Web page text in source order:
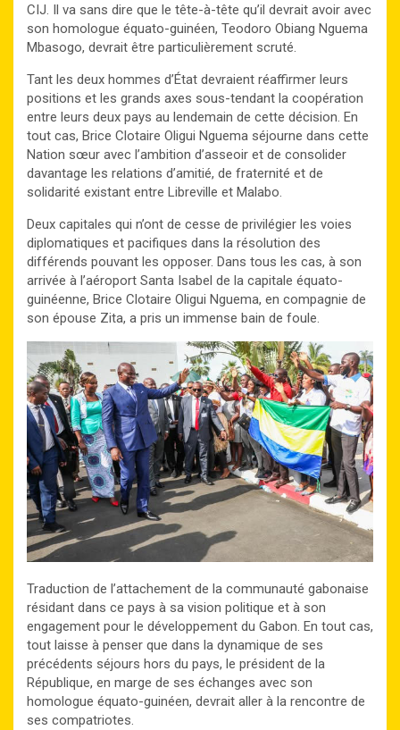
CIJ. Il va sans dire que le tête-à-tête qu’il devrait avoir avec
son homologue équato-guinéen, Teodoro Obiang Nguema
Mbasogo, devrait être particulièrement scruté.
Tant les deux hommes d’État devraient réaffirmer leurs
positions et les grands axes sous-tendant la coopération
entre leurs deux pays au lendemain de cette décision. En
tout cas, Brice Clotaire Oligui Nguema séjourne dans cette
Nation sœur avec l’ambition d’asseoir et de consolider
davantage les relations d’amitié, de fraternité et de
solidarité existant entre Libreville et Malabo.
Deux capitales qui n’ont de cesse de privilégier les voies
diplomatiques et pacifiques dans la résolution des
différends pouvant les opposer. Dans tous les cas, à son
arrivée à l’aéroport Santa Isabel de la capitale équato-
guinéenne, Brice Clotaire Oligui Nguema, en compagnie de
son épouse Zita, a pris un immense bain de foule.
Traduction de l’attachement de la communauté gabonaise
résidant dans ce pays à sa vision politique et à son
engagement pour le développement du Gabon. En tout cas,
tout laisse à penser que dans la dynamique de ses
précédents séjours hors du pays, le président de la
République, en marge de ses échanges avec son
homologue équato-guinéen, devrait aller à la rencontre de
ses compatriotes.